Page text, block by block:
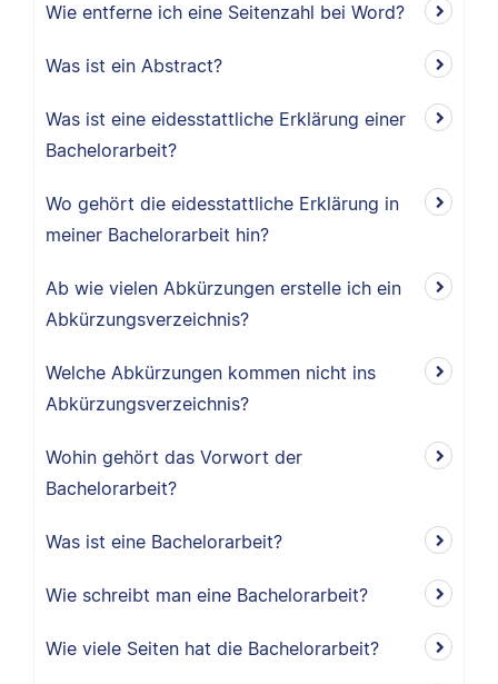
Wie entferne ich eine Seitenzahl bei Word?
Was ist ein Abstract?
Was ist eine eidesstattliche Erklärung einer
Bachelorarbeit?
Wo gehört die eidesstattliche Erklärung in
meiner Bachelorarbeit hin?
Ab wie vielen Abkürzungen erstelle ich ein
Abkürzungsverzeichnis?
Welche Abkürzungen kommen nicht ins
Abkürzungsverzeichnis?
Wohin gehört das Vorwort der
Bachelorarbeit?
Was ist eine Bachelorarbeit?
Wie schreibt man eine Bachelorarbeit?
Wie viele Seiten hat die Bachelorarbeit?